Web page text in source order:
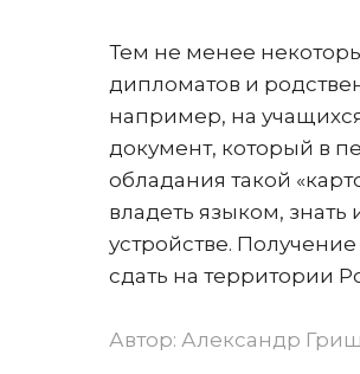
Тем не менее
дипломатов и
например, на
документ, который в
обладания такой
владеть языком,
устройстве.
сдать на территории
Автор: Александр